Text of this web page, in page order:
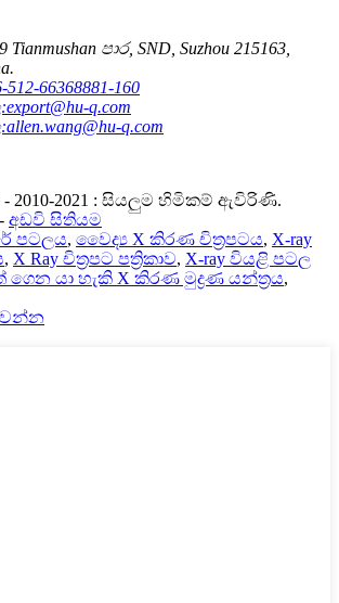
Tianmushan පාර, SND, Suzhou 215163,
512-66368881-160
export@hu-q.com
allen.wang@hu-q.com
2010-2021 : සියලුම හිමිකම් ඇවිරිණි.
- අඩවි සිතියම
පටලය, වෛද්‍ය X කිරණ චිත්‍රපටය, X-ray
, X Ray චිත්‍රපට පත්‍රිකාව, X-ray වියළි පටල
ගෙන යා හැකි X කිරණ මුද්‍රණ යන්ත්‍රය,